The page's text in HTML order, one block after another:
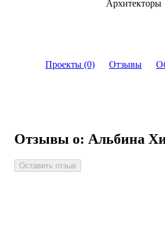
Проекты (0) Отзывы
Отзывы о: Альбина
Оставить отзыв
Архитекторы